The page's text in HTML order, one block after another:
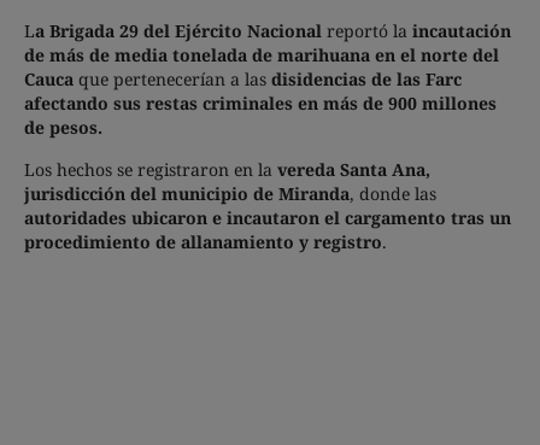
La Brigada 29 del Ejército Nacional reportó la incautación
de más de media tonelada de marihuana en el norte del
Cauca que pertenecerían a las disidencias de las Farc
afectando sus restas criminales en más de 900 millones
de pesos.
Los hechos se registraron en la vereda Santa Ana,
jurisdicción del municipio de Miranda, donde las
autoridades ubicaron e incautaron el cargamento tras un
procedimiento de allanamiento y registro.